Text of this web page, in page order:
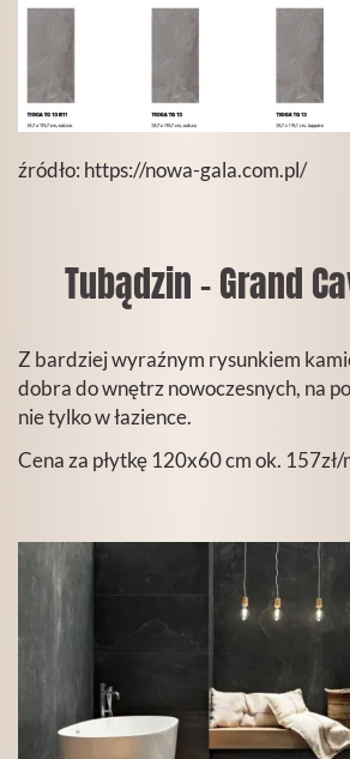
źródło: https://nowa-gala.com.pl/
Tubądzin - Grand
Z bardziej wyraźnym rysunkiem
dobra do wnętrz nowoczesnych, na
nie tylko w łazience.
Cena za płytkę 120x60 cm ok. 157zł/